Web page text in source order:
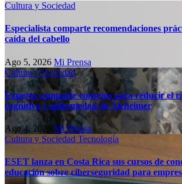
Cultura y Sociedad
Especialista comparte recomendaciones
caída del cabello
Ago 5, 2026 Mi Prensa
Cultura y Sociedad
Experto comparte consejos para reducir el
cognitivo у enfermedad de Alzheimer
Ago 4, 2026 Mi Prensa
Cultura y Sociedad Tecnología
ESET lanza en Costa Rica sus cursos de
educación sobre ciberseguridad para